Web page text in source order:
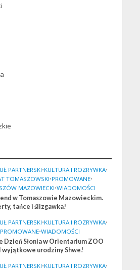
PARTNERSKI•KULTURA I ROZRYWKA•
TOMASZOWSKI•PROMOWANE•
MAZOWIECKI•WIADOMOŚCI
w Tomaszowie Mazowieckim.
tańce i ślizgawka!
PARTNERSKI•KULTURA I ROZRYWKA•
PROMOWANE•WIADOMOŚCI
Dzień Słonia w Orientarium ZOO
wyjątkowe urodziny Shwe!
PARTNERSKI•KULTURA I ROZRYWKA•